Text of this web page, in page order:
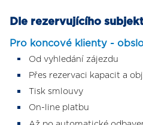
Dle rezervujícího
Pro koncové klienty -
Od vyhledání zájezdu
Přes rezervaci kapacit a
Tisk smlouvy
On-line platbu